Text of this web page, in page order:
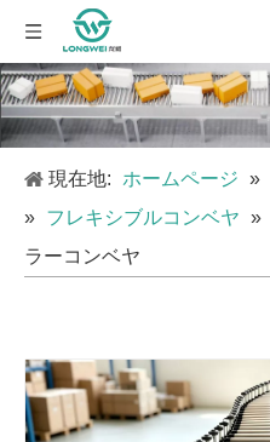
現在地: ホームページ »
» フレキシブルコンベヤ »
ラーコンベヤ